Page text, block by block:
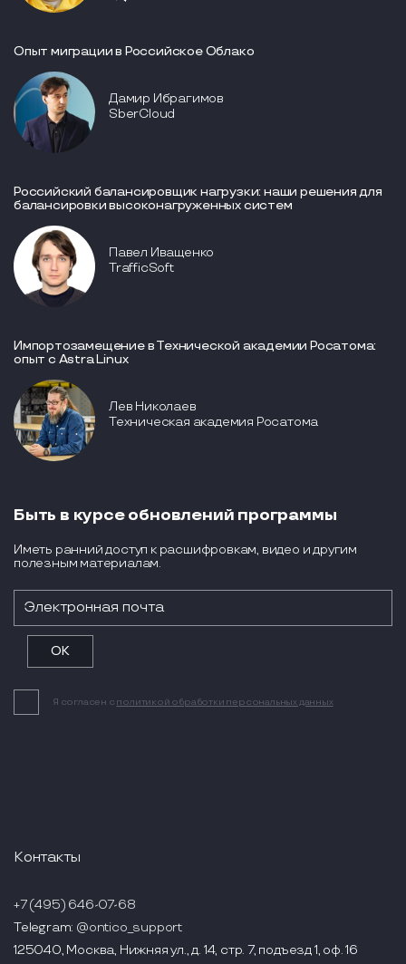
Опыт миграции в Российское Облако
Дамир Ибрагимов
SberCloud
Российский балансировщик нагрузки: наши решения для
балансировки высоконагруженных систем
Павел Иващенко
TrafficSoft
Импортозамещение в Технической академии Росатома:
опыт с Astra Linux
Лев Николаев
Техническая академия Росатома
Быть в курсе обновлений программы
Иметь ранний доступ к расшифровкам, видео и другим
полезным материалам.
Я согласен с политикой обработки персональных данных
Контакты
+7 (495) 646-07-68
Telegram: @ontico_support
125040, Москва, Нижняя ул., д. 14, стр. 7, подъезд 1, оф. 16